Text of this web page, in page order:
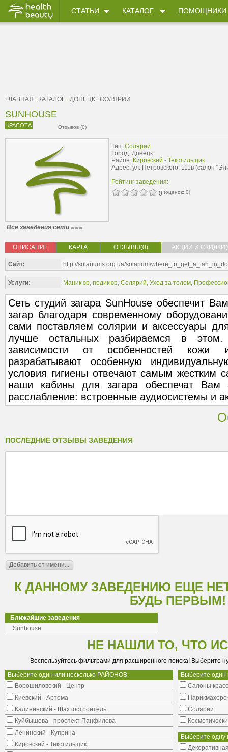
СТАТЬИ КАТАЛОГ ПОМОЩНИКИ
ГЛАВНАЯ : КАТАЛОГ : ДОНЕЦК : СОЛЯРИИ
SUNHOUSE
КРАСОТА Отзывов (0)
Тип: Солярии
Город: Донецк
Район: Кировский - Текстильщик
Адрес: ул. Петровского, 111в (салон
Рейтинг заведения:
0 (оценок: 0)
Все заведения сети
ОПИСАНИЕ КАРТА ОТЗЫВЫ(0) АКЦИИ И
Сайт: http://solariums.org.ua/solarium/
Услуги: Маникюр, педикюр, Солярий, Уход за телом,
Сеть студий загара SunHouse обеспечит
загар благодаря современному
сами поставляем солярии и аксессуары
лучше остальных разбираемся в
зависимости от особенностей кожи
разрабатывают особенную
условия гигиены отвечают самым жестким
наши кабины для загара обеспечат
расслабление: встроенные аудиосистемы и
ПОСЛЕДНИЕ ОТЗЫВЫ ЗАВЕДЕНИЯ
К ДАННОМУ ЗАВЕДЕНИЮ ЕЩЕ
БУДЬ ПЕРВЫМ!
Ближайшие заведения
Sunhouse
НЕ НАШЛИ ТО, ЧТО
Воспользуйтесь фильтрами для расширенного поиска! Выберите
Выберите один или несколько РАЙОНОВ:
Ворошиловский - Центр
Киевский - Артема
Калининский - Шахтостроитель
Куйбышева - проспект Панфилова
Ленинский - Куприна
Кировский - Текстильщик
Выберите
Салоны
Солярии
Выберите одну